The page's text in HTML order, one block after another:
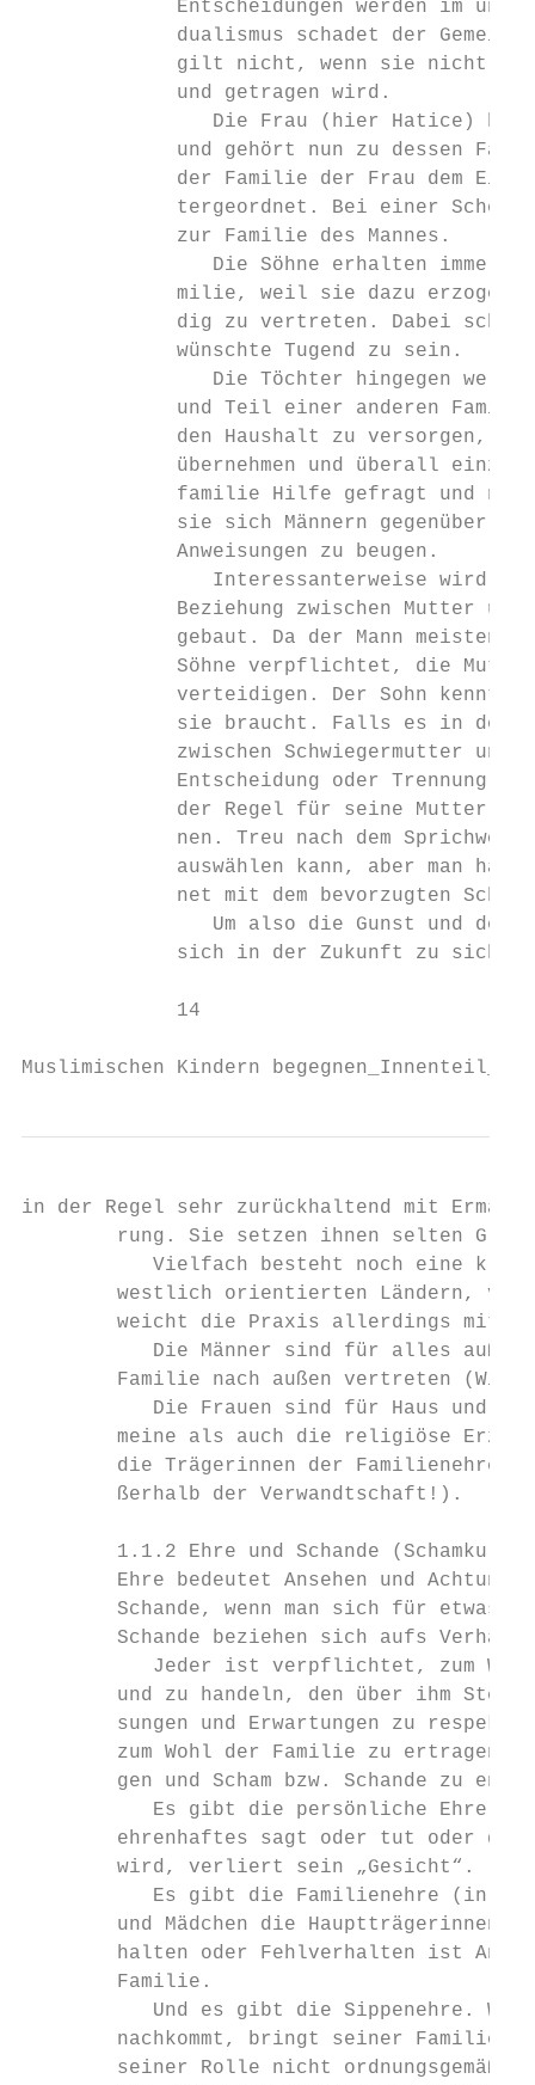
Entscheidungen werden im und
dualismus schadet der
gilt nicht, wenn sie nicht
             und getragen wird.
Die Frau (hier Hatice)
und gehört nun zu dessen
der Familie der Frau dem
tergeordnet. Bei einer
             zur Familie des Mannes.
Die Söhne erhalten immer
milie, weil sie dazu erzogen
dig zu vertreten. Dabei
             wünschte Tugend zu sein.
Die Töchter hingegen
und Teil einer anderen
den Haushalt zu versorgen,
übernehmen und überall
familie Hilfe gefragt und
sie sich Männern gegenüber
             Anweisungen zu beugen.
Interessanterweise wird
Beziehung zwischen Mutter
gebaut. Da der Mann meistens
Söhne verpflichtet, die
verteidigen. Der Sohn kennt
sie braucht. Falls es in der
zwischen Schwiegermutter und
Entscheidung oder Trennung
der Regel für seine Mutter
nen. Treu nach dem
auswählen kann, aber man hat
net mit dem bevorzugten
Um also die Gunst und den
sich in der Zukunft zu
             14
Muslimischen Kindern
in der Regel sehr zurückhaltend mit
rung. Sie setzen ihnen selten
Vielfach besteht noch eine
westlich orientierten Ländern, vor
weicht die Praxis allerdings
Die Männer sind für alles
Familie nach außen vertreten
Die Frauen sind für Haus und
meine als auch die religiöse
die Trägerinnen der Familienehre
        ßerhalb der Verwandtschaft!).
1.1.2 Ehre und Schande
Ehre bedeutet Ansehen und Achtung.
Schande, wenn man sich für etwas
Schande beziehen sich aufs
Jeder ist verpflichtet, zum
und zu handeln, den über ihm
sungen und Erwartungen zu
zum Wohl der Familie zu ertragen,
gen und Scham bzw. Schande zu
Es gibt die persönliche Ehre
ehrenhaftes sagt oder tut oder
        wird, verliert sein „Gesicht“.
Es gibt die Familienehre (in
und Mädchen die Hauptträgerinnen
halten oder Fehlverhalten ist
        Familie.
Und es gibt die Sippenehre. Wer
nachkommt, bringt seiner Familie
seiner Rolle nicht ordnungsgemäß